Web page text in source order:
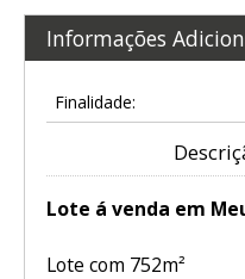
Informações
Finalidade:
Lote á venda em
Lote com 752m²